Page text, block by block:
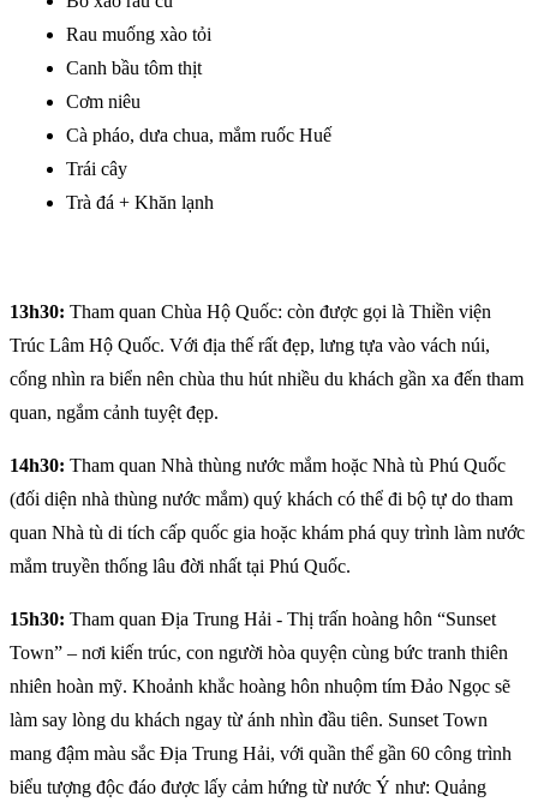
Rau muống xào tỏi
Canh bầu tôm thịt
Cơm niêu
Cà pháo, dưa chua, mắm ruốc Huế
Trái cây
Trà đá + Khăn lạnh
13h30: Tham quan Chùa Hộ Quốc: còn được gọi là Thiền viện
Trúc Lâm Hộ Quốc. Với địa thế rất đẹp, lưng tựa vào vách núi,
cổng nhìn ra biển nên chùa thu hút nhiều du khách gần xa đến tham
quan, ngắm cảnh tuyệt đẹp.
14h30: Tham quan Nhà thùng nước mắm hoặc Nhà tù Phú Quốc
(đối diện nhà thùng nước mắm) quý khách có thể đi bộ tự do tham
quan Nhà tù di tích cấp quốc gia hoặc khám phá quy trình làm nước
mắm truyền thống lâu đời nhất tại Phú Quốc.
15h30: Tham quan Địa Trung Hải - Thị trấn hoàng hôn “Sunset
Town” – nơi kiến trúc, con người hòa quyện cùng bức tranh thiên
nhiên hoàn mỹ. Khoảnh khắc hoàng hôn nhuộm tím Đảo Ngọc sẽ
làm say lòng du khách ngay từ ánh nhìn đầu tiên. Sunset Town
mang đậm màu sắc Địa Trung Hải, với quần thể gần 60 công trình
biểu tượng độc đáo được lấy cảm hứng từ nước Ý như: Quảng